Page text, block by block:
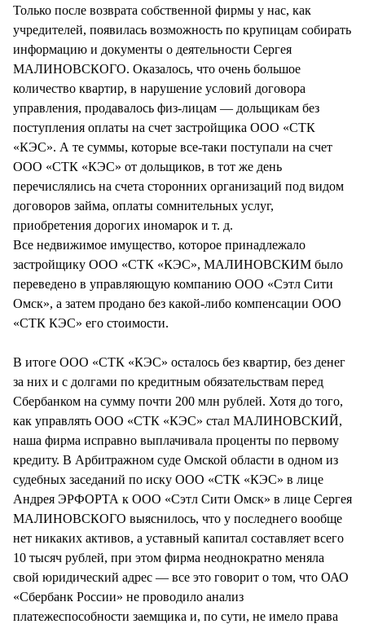
Только после возврата собственной фирмы у нас, как
учредителей, появилась возможность по крупицам собирать
информацию и документы о деятельности Сергея
МАЛИНОВСКОГО. Оказалось, что очень большое
количество квартир, в нарушение условий договора
управления, продавалось физ-лицам — дольщикам без
поступления оплаты на счет застройщика ООО «СТК
«КЭС». А те суммы, которые все-таки поступали на счет
ООО «СТК «КЭС» от дольщиков, в тот же день
перечислялись на счета сторонних организаций под видом
договоров займа, оплаты сомнительных услуг,
приобретения дорогих иномарок и т. д.
Все недвижимое имущество, которое принадлежало
застройщику ООО «СТК «КЭС», МАЛИНОВСКИМ было
переведено в управляющую компанию ООО «Сэтл Сити
Омск», а затем продано без какой-либо компенсации ООО
«СТК КЭС» его стоимости.
В итоге ООО «СТК «КЭС» осталось без квартир, без денег
за них и с долгами по кредитным обязательствам перед
Сбербанком на сумму почти 200 млн рублей. Хотя до того,
как управлять ООО «СТК «КЭС» стал МАЛИНОВСКИЙ,
наша фирма исправно выплачивала проценты по первому
кредиту. В Арбитражном суде Омской области в одном из
судебных заседаний по иску ООО «СТК «КЭС» в лице
Андрея ЭРФОРТА к ООО «Сэтл Сити Омск» в лице Сергея
МАЛИНОВСКОГО выяснилось, что у последнего вообще
нет никаких активов, а уставный капитал составляет всего
10 тысяч рублей, при этом фирма неоднократно меняла
свой юридический адрес — все это говорит о том, что ОАО
«Сбербанк России» не проводило анализ
платежеспособности заемщика и, по сути, не имело права